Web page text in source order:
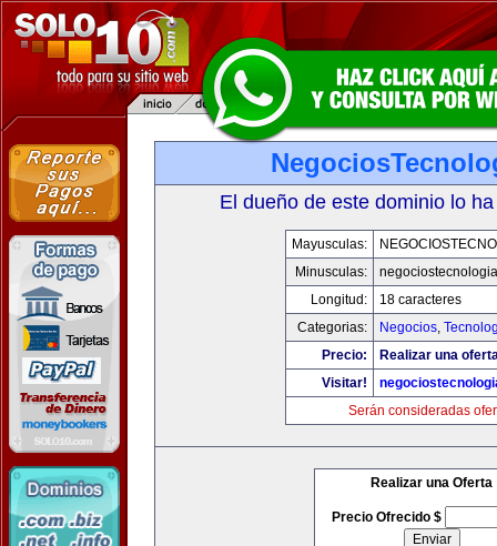
El dueño de este dominio lo
Mayusculas:
Minusculas:
Longitud:
18 caracteres
Categorias:
Negocios,
Precio:
Realizar una
Visitar!
Serán consideradas
Realizar una Oferta
Precio Ofrecido $